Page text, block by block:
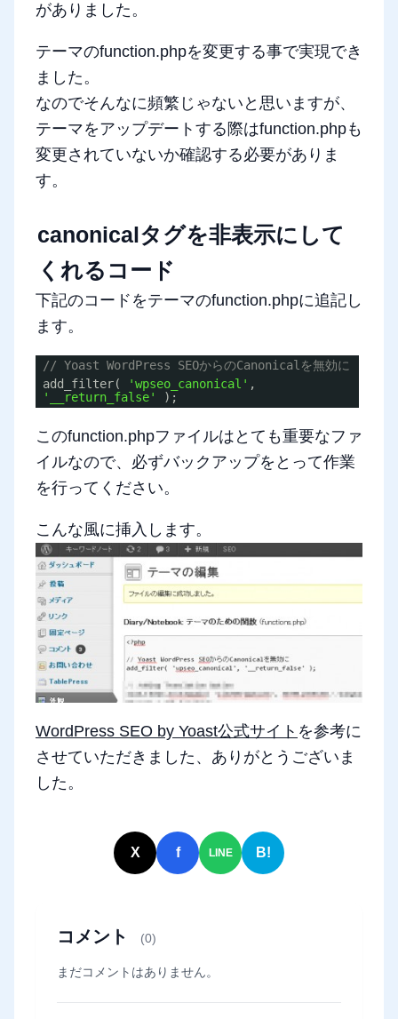
がありました。
テーマのfunction.phpを変更する事で実現でき
ました。
なのでそんなに頻繁じゃないと思いますが、
テーマをアップデートする際はfunction.phpも
変更されていないか確認する必要がありま
す。
canonicalタグを非表示にして
くれるコード
下記のコードをテーマのfunction.phpに追記し
ます。
// Yoast WordPress SEOからのCanonicalを無効に
add_filter(
'wpseo_canonical' ,
'__return_false'
);
このfunction.phpファイルはとても重要なファ
イルなので、必ずバックアップをとって作業
を行ってください。
こんな風に挿入します。
WordPress SEO by Yoast公式サイト を参考に
させていただきました、ありがとうございま
した。
X f LINE B!
コメント (0)
まだコメントはありません。